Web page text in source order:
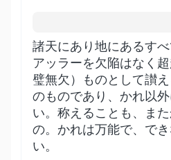
諸天にあり地にあるすべ
アッラーを欠陥はなく
璧無欠）ものとして讃
のものであり、かれ以
い。称えることも、ま
の。かれは万能で、で
い。